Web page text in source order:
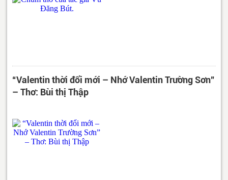
“Valentin thời đổi mới – Nhớ Valentin Trường Sơn”
– Thơ: Bùi thị Thập